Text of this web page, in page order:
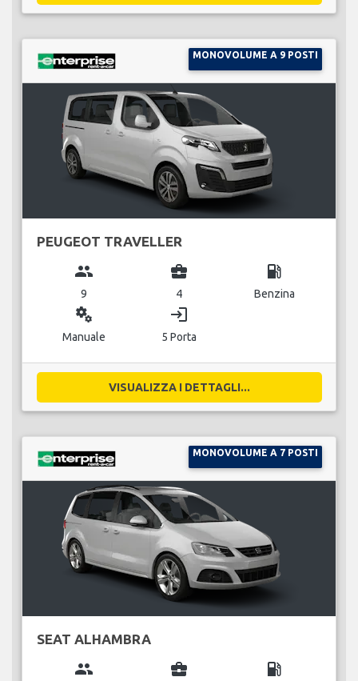
MONOVOLUME A 9 POSTI
PEUGEOT TRAVELLER
group
9
business_center
4
local_gas_station
Benzina
miscellaneous_services
Manuale
login
5 Porta
VISUALIZZA I DETTAGLI...
MONOVOLUME A 7 POSTI
SEAT ALHAMBRA
group business_center local_gas_station